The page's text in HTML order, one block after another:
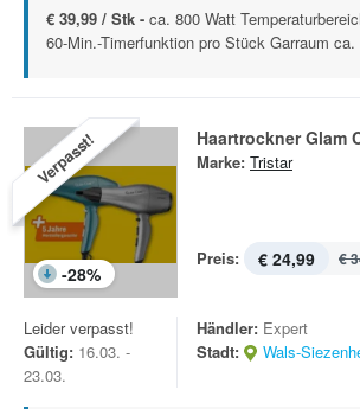
€ 39,99 / Stk - ca. 800 Watt
60-Min.-Timerfunktion pro Stück Garraum ca.
Verpasst!
-28%
Haartrockner Glam
Marke: Tristar
Preis: € 24,99 €
Leider verpasst!
Gültig: 16.03. -
23.03.
Händler: Expert
Stadt:
Wals-